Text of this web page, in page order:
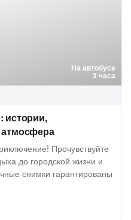
На автобусе
3 часа
истории,
атмосфера
Прочувствуйте
до городской жизни и
снимки гарантированы